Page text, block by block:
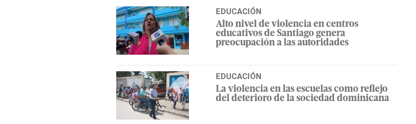
EDUCACIÓN
Alto nivel de violencia en centros
educativos de Santiago genera
preocupación a las autoridades
EDUCACIÓN
La violencia en las escuelas como reflejo
del deterioro de la sociedad dominicana